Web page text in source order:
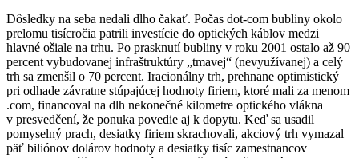
Dôsledky na seba nedali dlho čakať. Počas dot-com bubliny okolo
prelomu tisícročia patrili investície do optických káblov medzi
hlavné ošiale na trhu. Po prasknutí bubliny v roku 2001 ostalo až 90
percent vybudovanej infraštruktúry „tmavej“ (nevyužívanej) a celý
trh sa zmenšil o 70 percent. Iracionálny trh, prehnane optimistický
pri odhade závratne stúpajúcej hodnoty firiem, ktoré mali za menom
.com, financoval na dlh nekonečné kilometre optického vlákna
v presvedčení, že ponuka povedie aj k dopytu. Keď sa usadil
pomyselný prach, desiatky firiem skrachovali, akciový trh vymazal
päť biliónov dolárov hodnoty a desiatky tisíc zamestnancov